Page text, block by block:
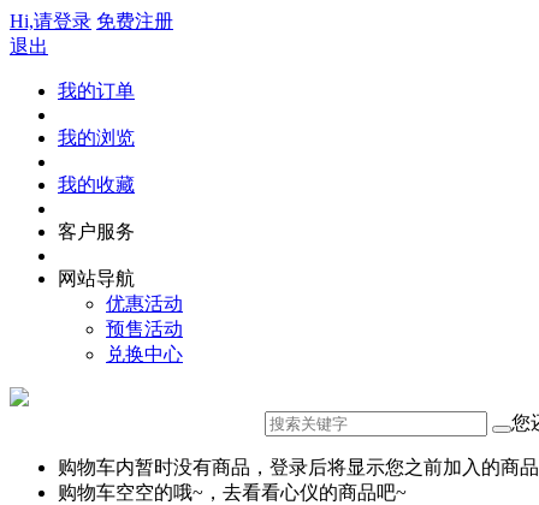
Hi,请登录 免费注册
退出
我的订单
我的浏览
我的收藏
客户服务
网站导航
优惠活动
预售活动
兑换中心
您
购物车内暂时没有商品，登录后将显示您之前加入的商品
购物车空空的哦~，去看看心仪的商品吧~